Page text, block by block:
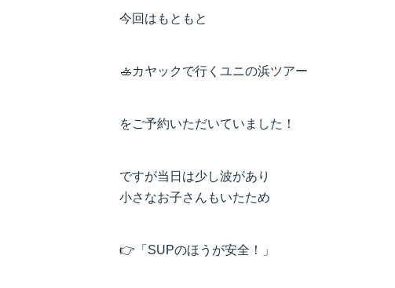
今回はもともと
🚣カヤックで行くユニの浜ツアー
をご予約いただいていました！
ですが当日は少し波があり
小さなお子さんもいたため
👉「SUPのほうが安全！」